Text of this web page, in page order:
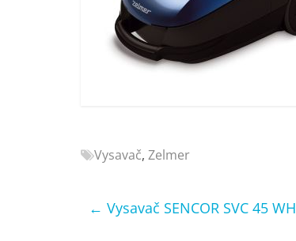
kávovary,
bazény
Elektro
pračky,
Vysavač, Zelmer
← Vysavač SENCOR SVC 45 WH